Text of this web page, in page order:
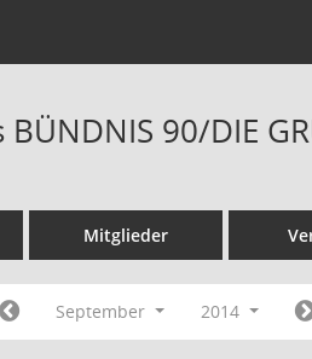
90/DIE
Mitglieder
September 2014